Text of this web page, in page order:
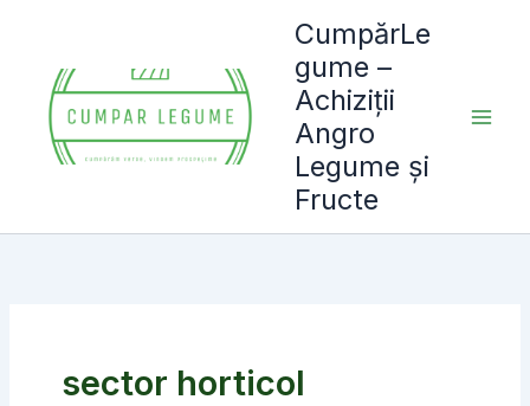
content
CumpărLe
gume –
Achiziții
Angro
Legume și
Fructe
sector horticol